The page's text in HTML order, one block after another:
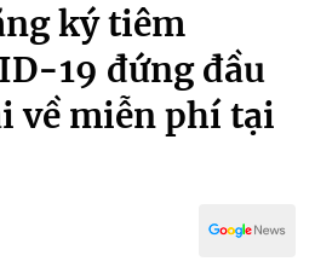
ký tiêm
19 đứng đầu
về miễn phí tại